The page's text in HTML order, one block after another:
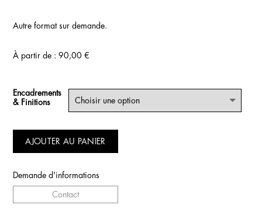
Autre format sur demande.
À partir de :90,00€
Encadrements
& Finitions
AJOUTER AU PANIER
Demande d'informations
Contact